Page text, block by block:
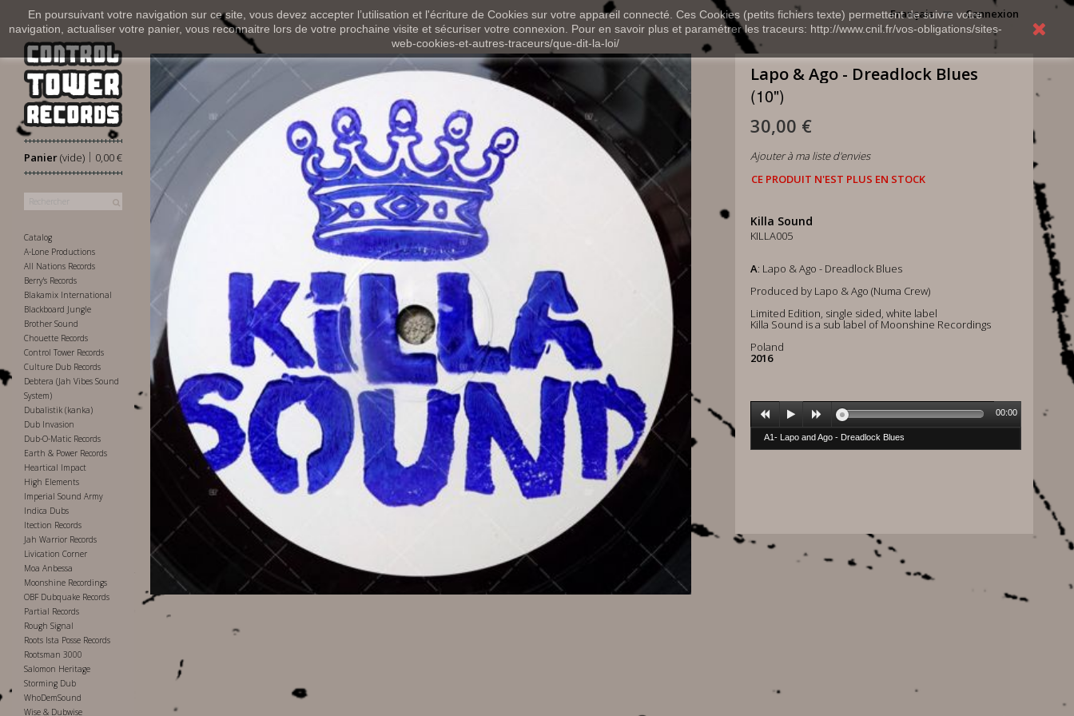
En poursuivant votre navigation sur ce site, vous devez accepter l’utilisation et l'écriture de Cookies sur votre appareil connecté. Ces Cookies (petits fichiers texte) permettent de suivre votre
navigation, actualiser votre panier, vous reconnaitre lors de votre prochaine visite et sécuriser votre connexion. Pour en savoir plus et paramétrer les traceurs: http://www.cnil.fr/vos-obligations/sites-
web-cookies-et-autres-traceurs/que-dit-la-loi/
Connexion
Français
Panier 0,00 €
|
(vide)
Catalog
A-Lone Productions
All Nations Records
Berry's Records
Blakamix International
Blackboard Jungle
Brother Sound
Chouette Records
Control Tower Records
Culture Dub Records
Debtera (Jah Vibes Sound
System)
Dubalistik (kanka)
Dub Invasion
Dub-O-Matic Records
Earth & Power Records
Heartical Impact
High Elements
Imperial Sound Army
Indica Dubs
Itection Records
Jah Warrior Records
Livication Corner
Moa Anbessa
Moonshine Recordings
OBF Dubquake Records
Partial Records
Rough Signal
Roots Ista Posse Records
Rootsman 3000
Salomon Heritage
Storming Dub
WhoDemSound
Wise & Dubwise
Lapo & Ago - Dreadlock Blues
(10")
30,00 €
Ajouter à ma liste d'envies
CE PRODUIT N'EST PLUS EN STOCK
Killa Sound
KILLA005
A: Lapo & Ago - Dreadlock Blues
Produced by Lapo & Ago (Numa Crew)
Limited Edition, single sided, white label
Killa Sound is a sub label of Moonshine Recordings
Poland
2016
A1- Lapo and Ago - Dreadlock Blues
00:00